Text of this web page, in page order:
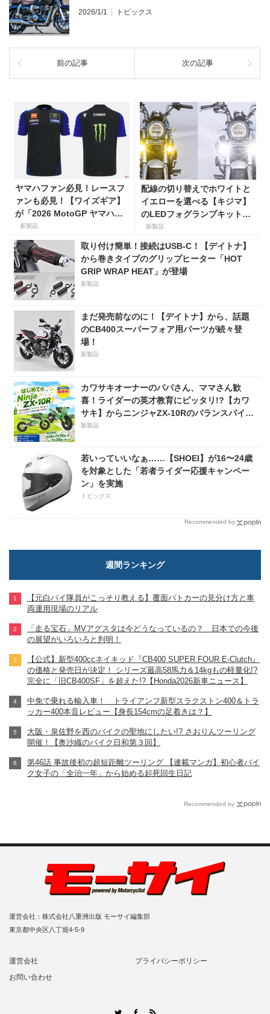
2026/1/1 トピックス
前の記事 次の記事
ヤマハファン必見！レースフ
ァンも必見！【ワイズギア】
が「2026 MotoGP ヤマハオ
フィシャルアパレル」を数量
限定でリリース
新製品
配線の切り替えでホワイトと
イエローを選べる【キジマ】
のLEDフォグランプキットに
ホンダ ダックス／グロム用が
登場
新製品
取り付け簡単！接続はUSB-C！【デイトナ】
から巻きタイプのグリップヒーター「HOT
GRIP WRAP HEAT」が登場
新製品
まだ発売前なのに！【デイトナ】から、話題
のCB400スーパーフォア用パーツが続々登
場！
新製品
カワサキオーナーのパパさん、ママさん歓
喜！ライダーの英才教育にピッタリ!?【カワ
サキ】からニンジャZX-10Rのバランスバイク
が登場！
新製品
若いっていいなぁ……【SHOEI】が16〜24歳
を対象とした「若者ライダー応援キャンペー
ン」を実施
トピックス
Recommended by
週間ランキング
【元白バイ隊員がこっそり教える】覆面パトカーの見分け方と車
両運用現場のリアル
「走る宝石」MVアグスタは今どうなっているの？ 日本での今後
の展望がいろいろと判明！
【公式】新型400ccネイキッド『CB400 SUPER FOUR E-Clutch』
の価格と発売日が決定！ シリーズ最高58馬力＆14kgもの軽量化!?
完全に「旧CB400SF」を超えた!?【Honda2026新車ニュース】
中免で乗れる輸入車！ トライアンフ新型スラクストン400＆トラ
ッカー400本音レビュー【身長154cmの足着きは？】
大阪・泉佐野を西のバイクの聖地にしたい!? さおりんツーリング
開催！【奥沙織のバイク日和第３回】
第46話 事故後初の超短距離ツーリング 【連載マンガ】初心者バイ
ク女子の「全治一年」から始める起死回生日記
Recommended by
運営会社：株式会社八重洲出版 モーサイ編集部
東京都中央区八丁堀4-5-9
運営会社
プライバシーポリシー
お問い合わせ
TwitterFacebook